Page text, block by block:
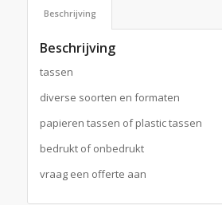
Beschrijving
Beschrijving
tassen
diverse soorten en formaten
papieren tassen of plastic tassen
bedrukt of onbedrukt
vraag een offerte aan